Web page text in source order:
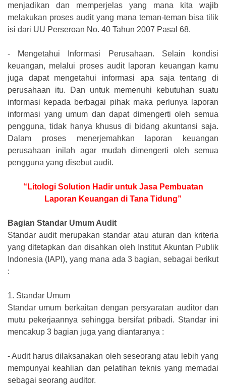
menjadikan dan memperjelas yang mana kita wajib
melakukan proses audit yang mana teman-teman bisa tilik
isi dari UU Perseroan No. 40 Tahun 2007 Pasal 68.
-
Mengetahui Informasi Perusahaan. Selain kondisi
keuangan, melalui proses audit laporan keuangan kamu
juga dapat mengetahui informasi apa saja tentang di
perusahaan itu. Dan untuk memenuhi kebutuhan suatu
informasi kepada berbagai pihak maka perlunya laporan
informasi yang umum dan dapat dimengerti oleh semua
pengguna, tidak hanya khusus di bidang akuntansi saja.
Dalam proses menerjemahkan laporan keuangan
perusahaan inilah agar mudah dimengerti oleh semua
pengguna yang disebut audit.
“Litologi Solution Hadir untuk Jasa Pembuatan
Laporan Keuangan di Tana Tidung”
Bagian Standar Umum Audit
Standar audit merupakan standar atau aturan dan kriteria
yang ditetapkan dan disahkan oleh Institut Akuntan Publik
Indonesia (IAPI), yang mana ada 3 bagian, sebagai berikut
:
1. Standar Umum
Standar umum berkaitan dengan persyaratan auditor dan
mutu pekerjaannya sehingga bersifat pribadi. Standar ini
mencakup 3 bagian juga yang diantaranya :
-Audit harus dilaksanakan oleh seseorang atau lebih yang
mempunyai keahlian dan pelatihan teknis yang memadai
sebagai seorang auditor.